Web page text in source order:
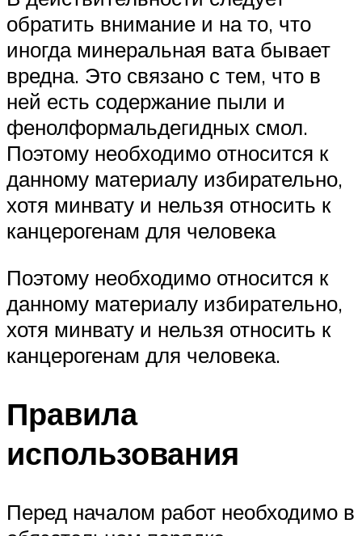
обратить внимание и на то, что
иногда минеральная вата бывает
вредна. Это связано с тем, что в
ней есть содержание пыли и
фенолформальдегидных смол.
Поэтому необходимо относится к
данному материалу избирательно,
хотя минвату и нельзя относить к
канцерогенам для человека
Поэтому необходимо относится к
данному материалу избирательно,
хотя минвату и нельзя относить к
канцерогенам для человека.
Правила
использования
Перед началом работ необходимо в